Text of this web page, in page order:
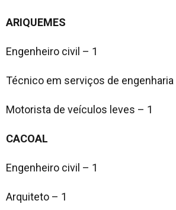
ARIQUEMES
Engenheiro civil – 1
Técnico em serviços de engenharia
Motorista de veículos leves – 1
CACOAL
Engenheiro civil – 1
Arquiteto – 1